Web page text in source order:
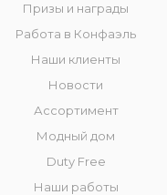
Призы и награды
Работа в Конфаэль
Наши клиенты
Новости
Ассортимент
Модный дом
Duty Free
Наши работы